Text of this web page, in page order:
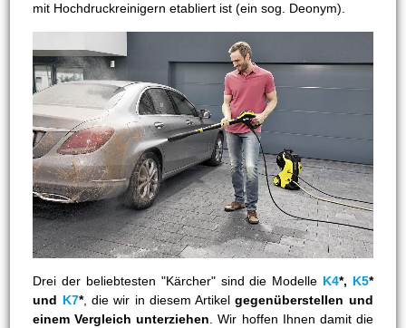
mit Hochdruckreinigern etabliert ist (ein sog. Deonym).
Drei der beliebtesten "Kärcher" sind die Modelle K4*, K5*
und K7*, die wir in diesem Artikelgegenüberstellen und
einem Vergleich unterziehen. Wir hoffen Ihnen damit die